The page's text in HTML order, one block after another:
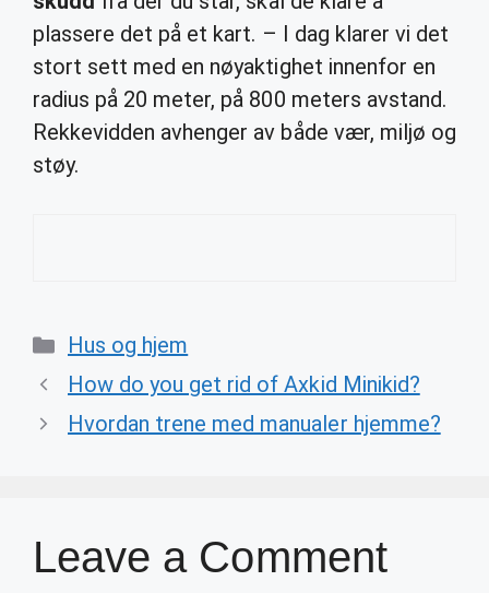
plassere det på et kart. – I dag klarer vi det
stort sett med en nøyaktighet innenfor en
radius på 20 meter, på 800 meters avstand.
Rekkevidden avhenger av både vær, miljø og
støy.
Categories
Hus og hjem
How do you get rid of Axkid Minikid?
Hvordan trene med manualer hjemme?
Leave a Comment